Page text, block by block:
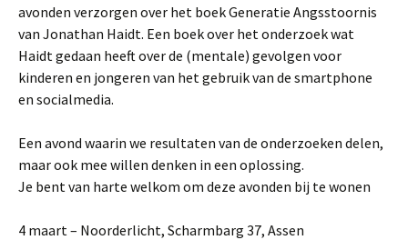
avonden verzorgen over het boek Generatie Angsstoornis
van Jonathan Haidt. Een boek over het onderzoek wat
Haidt gedaan heeft over de (mentale) gevolgen voor
kinderen en jongeren van het gebruik van de smartphone
en socialmedia.
Een avond waarin we resultaten van de onderzoeken delen,
maar ook mee willen denken in een oplossing.
Je bent van harte welkom om deze avonden bij te wonen
4 maart – Noorderlicht, Scharmbarg 37, Assen